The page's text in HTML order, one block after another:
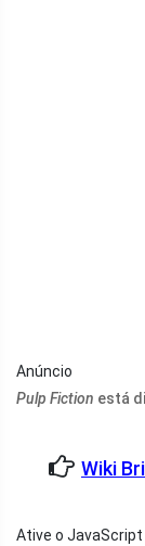
Anúncio
Pulp Fiction está
Wiki
Ative o